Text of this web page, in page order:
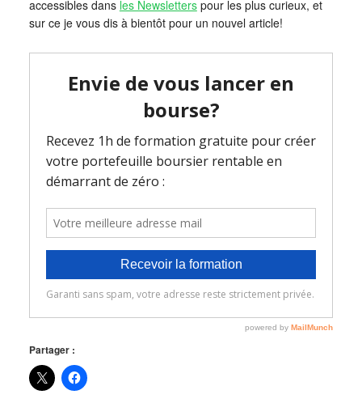
accessibles dans les Newsletterspour les plus curieux, et
sur ce je vous dis à bientôt pour un nouvel article!
Partager :